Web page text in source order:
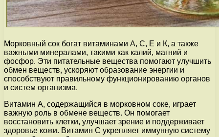
Морковный сок богат витаминами A, С, Е и К, а также
важными минералами, такими как калий, магний и
фосфор. Эти питательные вещества помогают улучшить
обмен веществ, ускоряют образование энергии и
способствуют правильному функционированию органов
и систем организма.
Витамин А, содержащийся в морковном соке, играет
важную роль в обмене веществ. Он помогает
восстановить клетки, улучшает зрение и поддерживает
здоровье кожи. Витамин С укрепляет иммунную систему